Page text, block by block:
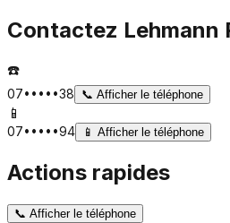
Contactez Lehmann
☎️
07•••••38 📞 Afficher le téléphone
📱
07•••••94 📱 Afficher le téléphone
Actions rapides
📞 Afficher le téléphone